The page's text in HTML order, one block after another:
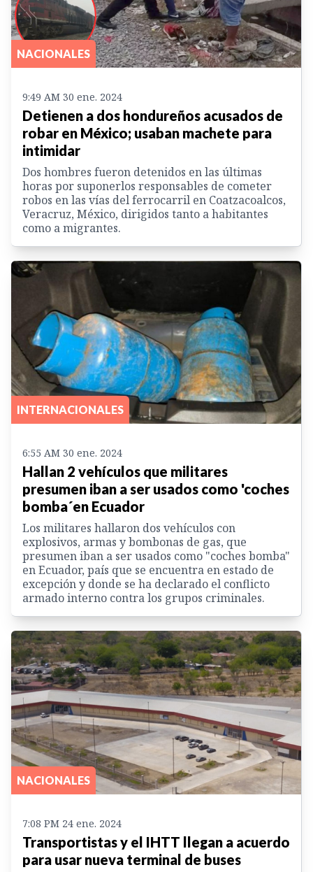
NACIONALES
9:49 AM 30 ene. 2024
Detienen a dos hondureños acusados de
robar en México; usaban machete para
intimidar
Dos hombres fueron detenidos en las últimas
horas por suponerlos responsables de cometer
robos en las vías del ferrocarril en Coatzacoalcos,
Veracruz, México, dirigidos tanto a habitantes
como a migrantes.
INTERNACIONALES
6:55 AM 30 ene. 2024
Hallan 2 vehículos que militares
presumen iban a ser usados como 'coches
bomba´en Ecuador
Los militares hallaron dos vehículos con
explosivos, armas y bombonas de gas, que
presumen iban a ser usados como "coches bomba"
en Ecuador, país que se encuentra en estado de
excepción y donde se ha declarado el conflicto
armado interno contra los grupos criminales.
NACIONALES
7:08 PM 24 ene. 2024
Transportistas y el IHTT llegan a acuerdo
para usar nueva terminal de buses